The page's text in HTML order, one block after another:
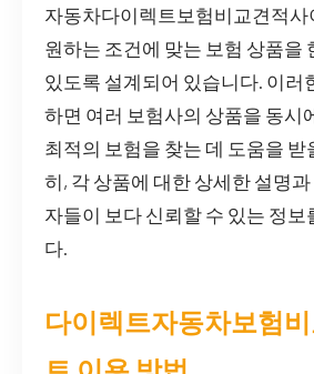
자동차다이렉트보험비교견적
원하는 조건에 맞는 보험 상품을
있도록 설계되어 있습니다. 이러
하면 여러 보험사의 상품을 동시
최적의 보험을 찾는 데 도움을 받
히, 각 상품에 대한 상세한 설명
자들이 보다 신뢰할 수 있는 정보
다.
다이렉트자동차보험